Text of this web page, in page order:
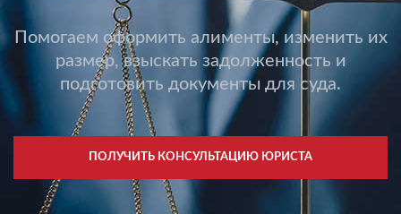
Помогаем оформить алименты, изменить их
размер, взыскать задолженность и
подготовить документы для суда.
ПОЛУЧИТЬ КОНСУЛЬТАЦИЮ ЮРИСТА